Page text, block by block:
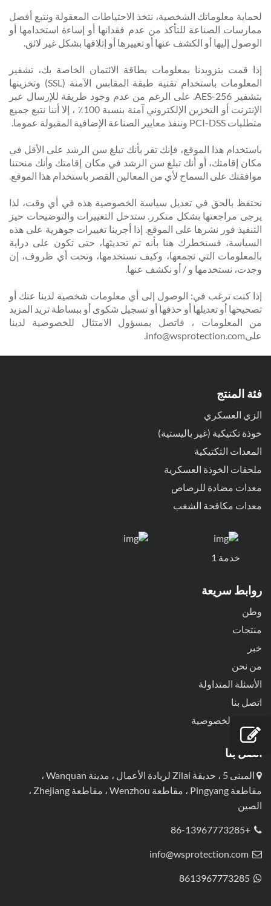
لحماية معلوماتك الشخصية، نتخذ الاحتياطات المعقولة ونتبع أفضل
ممارسات الصناعة للتأكد من عدم فقدانها أو إساءة استخدامها أو
الوصول إليها أو الكشف عنها أو تغييرها أو إتلافها بشكل غير لائق.
إذا قمت بتزويدنا بمعلومات بطاقة الائتمان الخاصة بك، تشفير
المعلومات باستخدام تقنية طبقة المقابس الآمنة (SSL) وتخزينها
بتشفير AES-256. على الرغم من عدم وجود طريقة للإرسال عبر
الإنترنت أو التخزين الإلكتروني آمنة بنسبة 100٪ ، إلا أننا نتبع جميع
متطلبات PCI-DSS وننفذ معايير الصناعة الإضافية المقبولة عموما.
باستخدام هذا الموقع، فإنك تقر بأنك تبلغ سن الرشد على الأقل في
مكان إقامتك، أو أنك تبلغ سن الرشد في مكان إقامتك وأنك منحتنا
موافقتك على السماح لأي من المعالين القصر باستخدام هذا الموقع.
نحتفظ بالحق في تعديل سياسة الخصوصية هذه في أي وقت، لذا
يرجى مراجعتها بشكل متكرر. ستدخل التغييرات والتوضيحات حيز
التنفيذ فور نشرها على الموقع. إذا أجرينا تغييرات جوهرية على هذه
السياسة، فسنخطرك هنا بأنه تم تحديثها، حتى تكون على دراية
بالمعلومات التي نجمعها، وكيف نستخدمها، وتحت أي ظروف، إن
وجدت، نستخدمها و / أو نكشف عنها.
إذا كنت ترغب في: الوصول إلى أي معلومات شخصية لدينا عنك أو
تصحيحها أو تعديلها أو حذفها أو تسجيل شكوى أو ببساطة تريد المزيد
من المعلومات ، فاتصل بمسؤول الامتثال للخصوصية لدينا
علىinfo@wsprotection.com
.
فئة المنتج
الزي العسكري
خوذة تكتيكية (غير باليستية)
المعدات التكتيكية
ملحقات الخوذة العسكرية
معدات مضادة للرصاص
معدات مكافحة الشغب
خدمة 1
روابط سريعة
وطن
منتجات
خبر
من نحن
الأسئلة المتداولة
اتصل بنا
سياسة الخصوصية
اتصل بنا
المبنى 5 ، حديقة Zilai لريادة الأعمال ، مدينة Wanquan ،
مقاطعة Pingyang ، مقاطعة Wenzhou ، مقاطعة Zhejiang ،
الصين
+86-13967773285
info@wsprotection.com
8613967773285